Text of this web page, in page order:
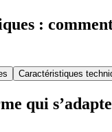
:
Caractéristiques
qui